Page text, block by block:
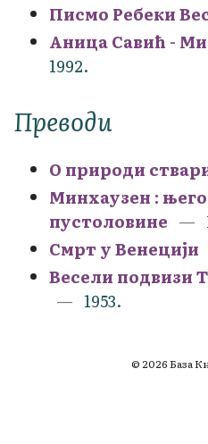
Писмо Ребеки
Аница Савић -
1992.
Преводи
О природи
Минхаузен :
пустоловине
Смрт у Венецији
Весели подвизи
1953.
© 2026 База